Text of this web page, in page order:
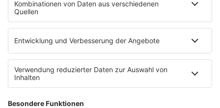
Die Uniklinik Tübingen hat ein neues Fahrradparkhaus
eröffnet. Direkt an der Medizinischen Klinik bietet es
E-Bikes über eine Photovoltaikanlage auf dem …